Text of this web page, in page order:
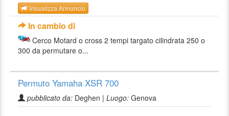
Visualizza Annuncio
In cambio di
Cerco Motard o cross 2 tempi targato cilindrata 250 o
300 da permutare o...
Permuto Yamaha XSR 700
pubblicato da: Deghen | Luogo: Genova